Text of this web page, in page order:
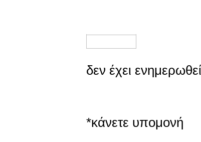
δεν έχει
*κάνετε υπομονή